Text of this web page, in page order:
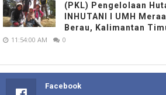
(PKL) Pengelolaan
INHUTANI I UMH
Berau, Kalimantan
11:54:00 AM 0
Facebook